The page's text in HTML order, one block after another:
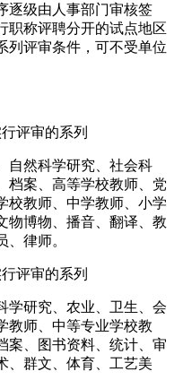
逐级由人事部门审核签
职称评聘分开的试点地区
列评审条件，可不受单位
评审的系列
自然科学研究、社会科
档案、高等学校教师、党
校教师、中学教师、小学
物博物、播音、翻译、教
律师。
评审的系列
学研究、农业、卫生、会
教师、中等专业学校教
案、图书资料、统计、审
、群文、体育、工艺美